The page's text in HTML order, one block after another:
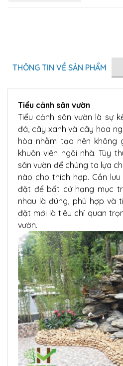
THÔNG TIN VỀ SẢN PHẨM
Tiểu cảnh sân vườn
Tiểu cảnh sân vườn là sự
đá, cây xanh và cây hoa
hòa nhằm tạo nên không
khuôn viên ngôi nhà. Tùy
sân vườn để chúng ta lựa
nào cho thích hợp. Cần
đặt để bất cứ hạng mục
nhau là đúng, phù hợp và
đặt mới là tiêu chí quan
vườn.